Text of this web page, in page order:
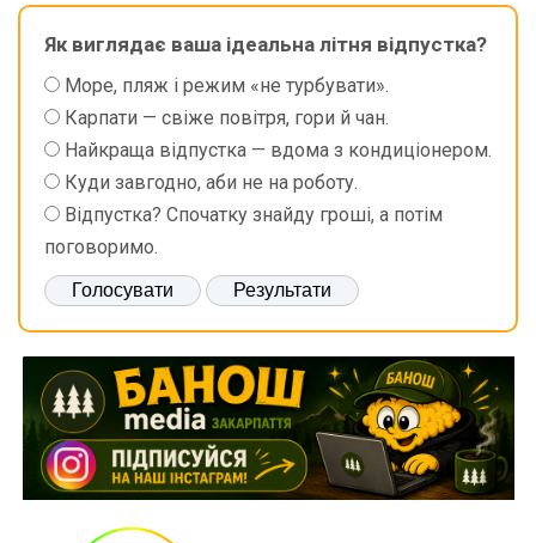
Як виглядає ваша ідеальна літня відпустка?
Море, пляж і режим «не турбувати».
Карпати — свіже повітря, гори й чан.
Найкраща відпустка — вдома з кондиціонером.
Куди завгодно, аби не на роботу.
Відпустка? Спочатку знайду гроші, а потім
поговоримо.